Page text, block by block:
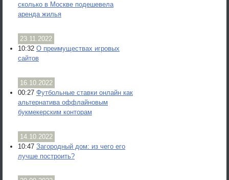
сколько в Москве подешевела
аренда жилья
23.11.2022
10:32 О преимуществах игровых
сайтов
16.10.2022
00:27 Футбольные ставки онлайн как
альтернатива оффлайновым
букмекерским конторам
14.10.2022
10:47 Загородный дом: из чего его
лучше построить?